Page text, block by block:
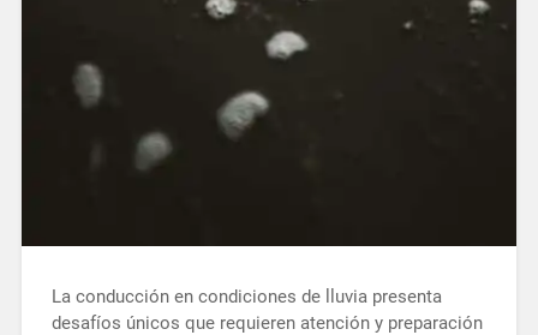
La conducción en condiciones de lluvia presenta
desafíos únicos que requieren atención y preparación